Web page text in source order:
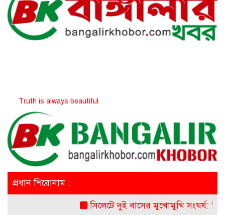
is always beautiful
প্রধান শিরোনাম :
সিলেটে দুই বাসের মুখোমুখি সংঘর্ষ: নিহত ৭